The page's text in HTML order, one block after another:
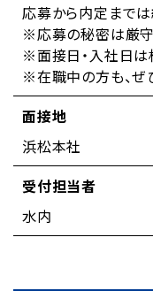
応募から内定まで
※応募の秘密は厳守
※面接日・入社日は
※在職中の方も、ぜ
面接地
浜松本社
受付担当者
水内